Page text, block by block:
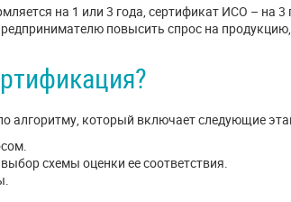
на 1 или 3 года, сертификат ИСО – на 3
повысить спрос на
алгоритму, который включает следующие
схемы оценки ее соответствия.